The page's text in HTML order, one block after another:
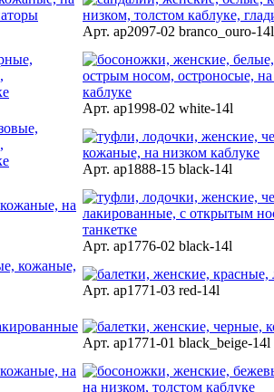
Арт. ap2097-02 branco_ouro-14l
Арт. ap1998-02 white-14l
Арт. ap1888-15 black-14l
Арт. ap1776-02 black-14l
Арт. ap1771-03 red-14l
Арт. ap1771-01 black_beige-14l